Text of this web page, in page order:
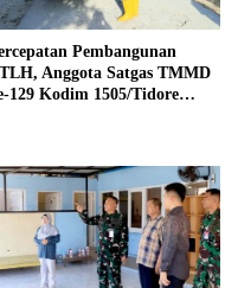
Pembangunan
Anggota Satgas TMMD
129 Kodim 1505/Tidore